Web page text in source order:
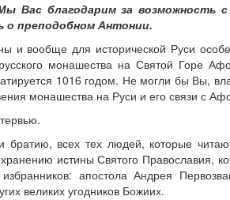
Вас благодарим за возможность
преподобном Антонии.
и вообще для исторической Руси
монашества на Святой Горе
1016 годом. Не могли бы Вы,
монашества на Руси и его связи с
братию, всех тех людей, которые
истины Святого Православия,
апостола Андрея
великих угодников Божиих.